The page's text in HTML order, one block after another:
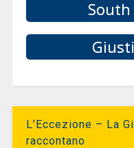
South
L’Eccezione – La
raccontano